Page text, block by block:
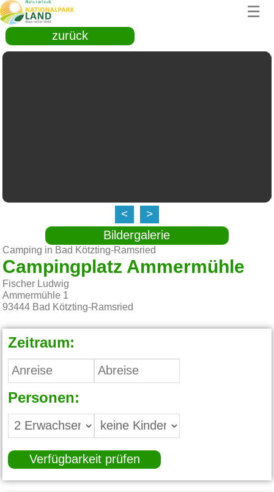
☰
zurück
< >
Bildergalerie
Camping in Bad Kötzting-Ramsried
Campingplatz Ammermühle
Fischer Ludwig
Ammermühle 1
93444 Bad Kötzting-Ramsried
Zeitraum:
Personen:
Verfügbarkeit prüfen